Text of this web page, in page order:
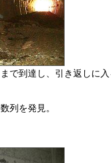
で到達し、引き返しに
列を発見。